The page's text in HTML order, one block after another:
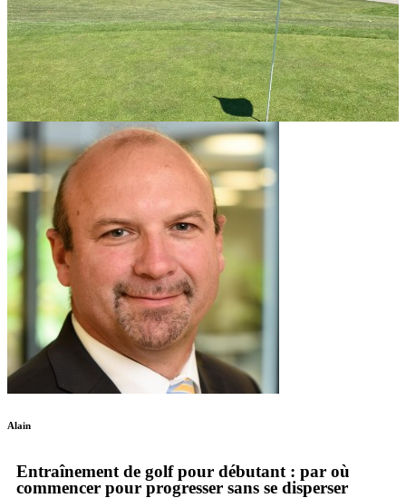
Alain
Entraînement de golf pour débutant : par où
commencer pour progresser sans se disperser